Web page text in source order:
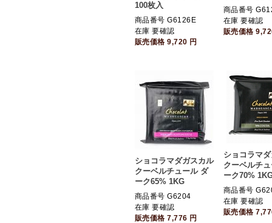
100枚入
商品番号 G6126E
在庫 要確認
販売価格9,720 円
商品番号
在庫 要確認
販売価格
ショコラマダガスカル
クーベルチュール ダ
ーク65% 1KG
商品番号 G6204
在庫 要確認
販売価格7,776 円
ショコラマ
クーベルチ
ーク70%
商品番号
在庫 要確認
販売価格